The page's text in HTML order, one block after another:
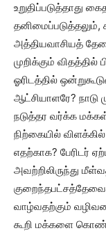
உறுதிப்படுத்தாது
தனிமைப்படுத்தலும்,
அத்தியவாசியத்
முறிக்கும்
ஓரிடத்தில்
ஆட்சியாளரே? நாடு
நடுத்தர வர்க்க மக்கள்
நிற்கையில்
எதற்காக? பேரிடர்
அவற்றிலிருந்து
வாழ்வதற்கும்
கூறி மக்களை